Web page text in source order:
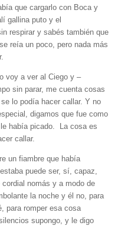
que cargarlo con Boca y
gallina puto y el
respirar y sabés también que
reía un poco, pero nada más
voy a ver al Ciego y –
sin parar, me cuenta cosas
lo podía hacer callar. Y no
digamos que fue como
había picado. La cosa es
callar.
un fiambre que había
puede ser, sí, capaz,
nomás y a modo de
la noche y él no, para
para romper esa cosa
supongo, y le digo